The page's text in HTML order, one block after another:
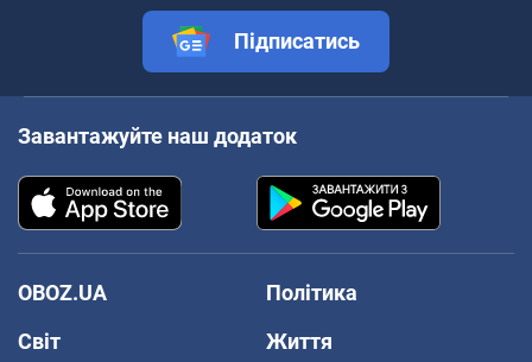
Підписатись
Завантажуйте наш додаток
OBOZ.UA
Політика
Світ
Життя